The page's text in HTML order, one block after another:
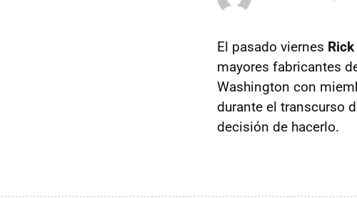
El pasado viernes
mayores fabricantes
Washington con
durante el transcurso
decisión de hacerlo.